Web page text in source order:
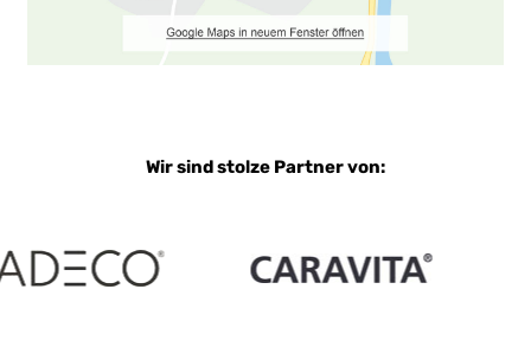
Wir sind stolze Partner von: